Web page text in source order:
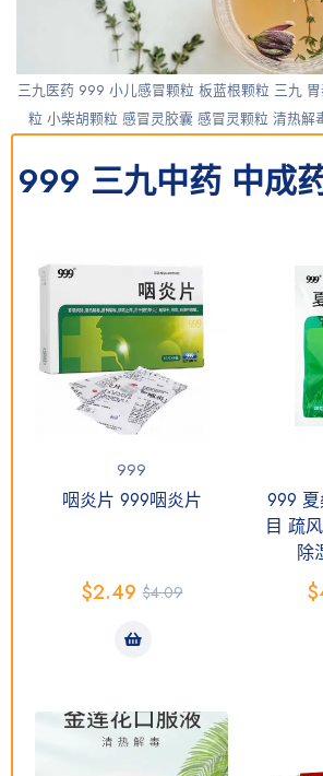
三九医药 999 小儿感冒颗粒 板蓝根颗粒 三九
粒 小柴胡颗粒 感冒灵胶囊 感冒灵颗粒 清热解
999 三九中药 中成
999
咽炎片 999咽炎片
$4.09
$2.49
999
目 疏
除
$